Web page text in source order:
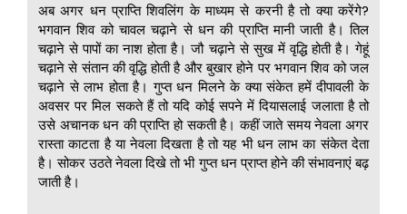
अब अगर धन प्राप्ति शिवलिंग के माध्यम से करनी है तो क्या करेंगे?
भगवान शिव को चावल चढ़ाने से धन की प्राप्ति मानी जाती है। तिल
चढ़ाने से पापों का नाश होता है। जौ चढ़ाने से सुख में वृद्धि होती है। गेहूं
चढ़ाने से संतान की वृद्धि होती है और बुखार होने पर भगवान शिव को जल
चढ़ाने से लाभ होता है। गुप्त धन मिलने के क्या संकेत हमें दीपावली के
अवसर पर मिल सकते हैं तो यदि कोई सपने में दियासलाई जलाता है तो
उसे अचानक धन की प्राप्ति हो सकती है। कहीं जाते समय नेवला अगर
रास्ता काटता है या नेवला दिखता है तो यह भी धन लाभ का संकेत देता
है। सोकर उठते नेवला दिखे तो भी गुप्त धन प्राप्त होने की संभावनाएं बढ़
जाती है।